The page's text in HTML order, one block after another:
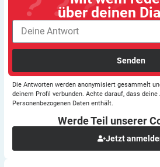
über deinen
Senden
Die Antworten werden anonymisiert gesammelt
deinem Profil verbunden. Achte darauf, dass
Personenbezogenen Daten enthält.
Werde Teil unserer
Jetzt